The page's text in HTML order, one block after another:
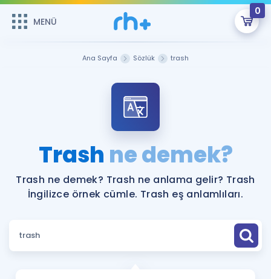
MENÜ
0
ÜYE DEĞİLİM
Sepetin Şu An Boş.
Remzi Hoca ile seni sınava hazırlayacak onlarca eğitim seni
bekliyor!
MENÜ
Faydalı Araçlar
Sözlük
Ana Sayfa Sözlük trash
Trash ne demek?
Trash ne demek? Trash ne anlama gelir? Trash
İngilizce örnek cümle. Trash eş anlamlıları.